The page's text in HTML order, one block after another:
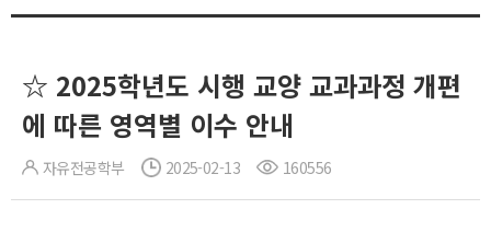
☆ 2025학년도 시행 교양 교과과정 개편
에 따른 영역별 이수 안내
자유전공학부 2025-02-13 160556